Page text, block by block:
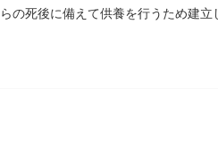
の死後に備えて供養を行うため建